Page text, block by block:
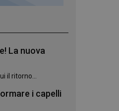
La nuova
il ritorno...
i capelli